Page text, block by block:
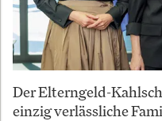
Der Elterngeld-
einzig verlässliche